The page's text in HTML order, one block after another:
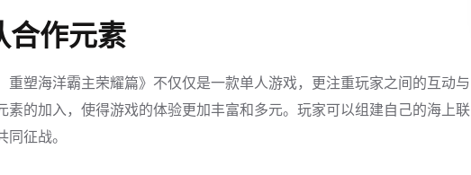
合作元素
重塑海洋霸主荣耀篇》不仅仅是一款单人游戏，更注重玩家之间的互动与
素的加入，使得游戏的体验更加丰富和多元。玩家可以组建自己的海上联
征战。